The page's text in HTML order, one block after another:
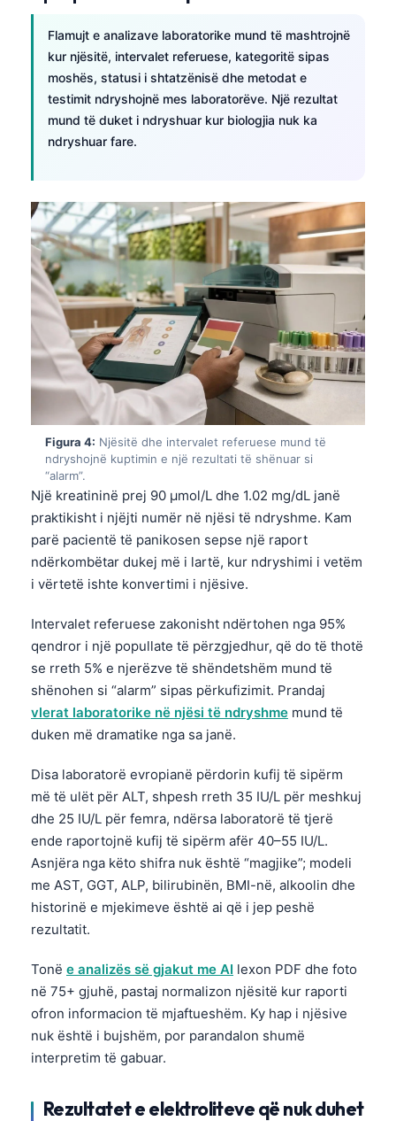
Flamujt e analizave laboratorike mund të mashtrojnë
kur njësitë, intervalet referuese, kategoritë sipas
moshës, statusi i shtatzënisë dhe metodat e
testimit ndryshojnë mes laboratorëve. Një rezultat
mund të duket i ndryshuar kur biologjia nuk ka
ndryshuar fare.
Figura 4: Njësitë dhe intervalet referuese mund të
ndryshojnë kuptimin e një rezultati të shënuar si
“alarm”.
Një kreatininë prej 90 µmol/L dhe 1.02 mg/dL janë
praktikisht i njëjti numër në njësi të ndryshme. Kam
parë pacientë të panikosen sepse një raport
ndërkombëtar dukej më i lartë, kur ndryshimi i vetëm
i vërtetë ishte konvertimi i njësive.
Intervalet referuese zakonisht ndërtohen nga 95%
qendror i një popullate të përzgjedhur, që do të thotë
se rreth 5% e njerëzve të shëndetshëm mund të
shënohen si “alarm” sipas përkufizimit. Prandaj
vlerat laboratorike në njësi të ndryshme mund të
duken më dramatike nga sa janë.
Disa laboratorë evropianë përdorin kufij të sipërm
më të ulët për ALT, shpesh rreth 35 IU/L për meshkuj
dhe 25 IU/L për femra, ndërsa laboratorë të tjerë
ende raportojnë kufij të sipërm afër 40–55 IU/L.
Asnjëra nga këto shifra nuk është “magjike”; modeli
me AST, GGT, ALP, bilirubinën, BMI-në, alkoolin dhe
historinë e mjekimeve është ai që i jep peshë
rezultatit.
Tonë e analizës së gjakut me AI lexon PDF dhe foto
në 75+ gjuhë, pastaj normalizon njësitë kur raporti
ofron informacion të mjaftueshëm. Ky hap i njësive
nuk është i bujshëm, por parandalon shumë
interpretim të gabuar.
Rezultatet e elektroliteve që nuk duhet